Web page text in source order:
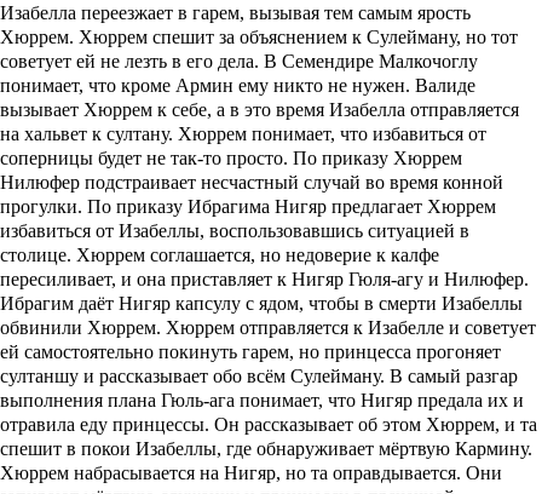
Изабелла переезжает в гарем, вызывая тем самым ярость
Хюррем. Хюррем спешит за объяснением к Сулейману, но тот
советует ей не лезть в его дела. В Семендире Малкочоглу
понимает, что кроме Армин ему никто не нужен. Валиде
вызывает Хюррем к себе, а в это время Изабелла отправляется
на хальвет к султану. Хюррем понимает, что избавиться от
соперницы будет не так-то просто. По приказу Хюррем
Нилюфер подстраивает несчастный случай во время конной
прогулки. По приказу Ибрагима Нигяр предлагает Хюррем
избавиться от Изабеллы, воспользовавшись ситуацией в
столице. Хюррем соглашается, но недоверие к калфе
пересиливает, и она приставляет к Нигяр Гюля-агу и Нилюфер.
Ибрагим даёт Нигяр капсулу с ядом, чтобы в смерти Изабеллы
обвинили Хюррем. Хюррем отправляется к Изабелле и советует
ей самостоятельно покинуть гарем, но принцесса прогоняет
султаншу и рассказывает обо всём Сулейману. В самый разгар
выполнения плана Гюль-ага понимает, что Нигяр предала их и
отравила еду принцессы. Он рассказывает об этом Хюррем, и та
спешит в покои Изабеллы, где обнаруживает мёртвую Кармину.
Хюррем набрасывается на Нигяр, но та оправдывается. Они